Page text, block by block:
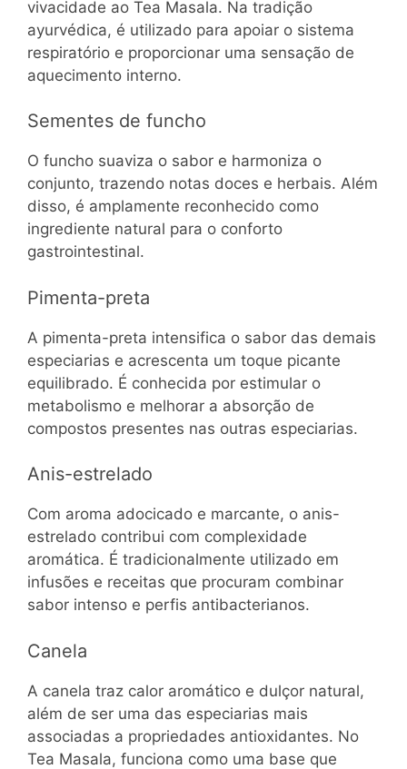
vivacidade ao Tea Masala. Na tradição
ayurvédica, é utilizado para apoiar o sistema
respiratório e proporcionar uma sensação de
aquecimento interno.
Sementes de funcho
O funcho suaviza o sabor e harmoniza o
conjunto, trazendo notas doces e herbais. Além
disso, é amplamente reconhecido como
ingrediente natural para o conforto
gastrointestinal.
Pimenta-preta
A pimenta-preta intensifica o sabor das demais
especiarias e acrescenta um toque picante
equilibrado. É conhecida por estimular o
metabolismo e melhorar a absorção de
compostos presentes nas outras especiarias.
Anis-estrelado
Com aroma adocicado e marcante, o anis-
estrelado contribui com complexidade
aromática. É tradicionalmente utilizado em
infusões e receitas que procuram combinar
sabor intenso e perfis antibacterianos.
Canela
A canela traz calor aromático e dulçor natural,
além de ser uma das especiarias mais
associadas a propriedades antioxidantes. No
Tea Masala, funciona como uma base que